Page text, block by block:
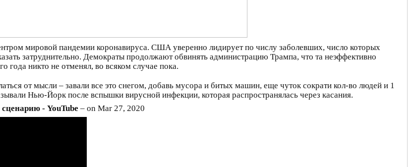
мировой пандемии коронавируса. США уверенно лидирует по числу заболевших, число которых
затруднительно. Демократы продолжают обвинять администрацию Трампа, что та неэффективно
года никто не отменял, во всяком случае пока.
от мысли – завали все это снегом, добавь мусора и битых машин, еще чуток сократи кол-во людей и 1
Нью-Йорк после вспышки вирусной инфекции, которая распространялась через касания.
- YouTube – on Mar 27, 2020